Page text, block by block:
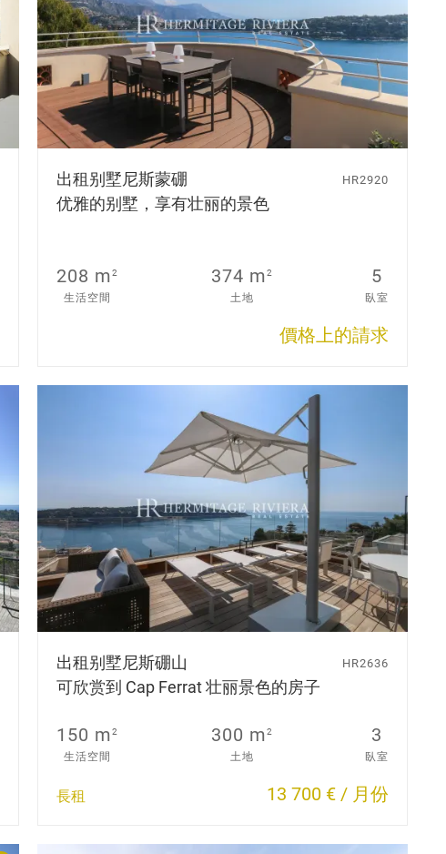
出租别墅尼斯蒙硼
优雅的别墅，享有壮丽的景色
HR2920
208 m2
生活空間
374 m2
土地
5
臥室
價格上的請求
出租别墅尼斯硼山
可欣赏到 Cap Ferrat 壮丽景色的房子
HR2636
150 m2
生活空間
300 m2
土地
3
臥室
長租 13 700 € / 月份